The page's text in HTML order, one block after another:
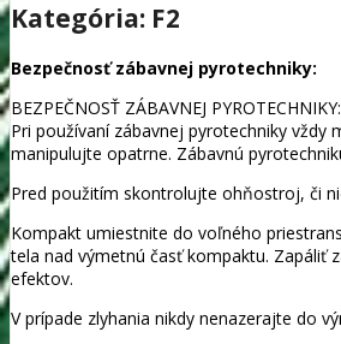
Kategória: F2
Bezpečnosť zábavnej pyrotechniky:
BEZPEČNOSŤ ZÁBAVNEJ PYROTECHNIKY:
Pri používaní zábavnej pyrotechniky
manipulujte opatrne. Zábavnú
Pred použitím skontrolujte ohňostroj, či
Kompakt umiestnite do voľného
tela nad výmetnú časť kompaktu. Zapáliť
efektov.
V prípade zlyhania nikdy nenazerajte do